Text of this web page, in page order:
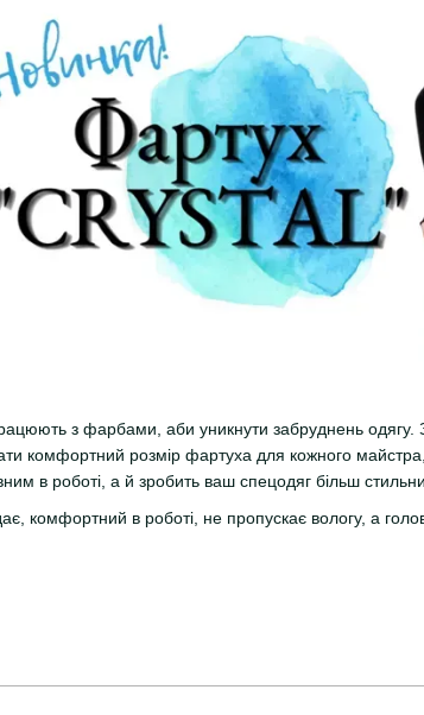
з фарбами, аби уникнути забруднень одягу.
комфортний розмір фартуха для кожного
в роботі, а й зробить ваш спецодяг більш
комфортний в роботі, не пропускає вологу, а